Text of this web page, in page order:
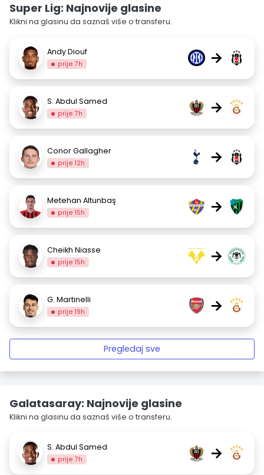
Super Lig: Najnovije glasine
Klikni na glasinu da saznaš više o transferu.
Andy Diouf
prije 7h →
S. Abdul Samed
prije 7h →
Conor Gallagher
prije 12h →
Metehan Altunbaş
prije 15h →
Cheikh Niasse
prije 15h →
G. Martinelli
prije 19h →
Pregledaj sve
Galatasaray: Najnovije glasine
Klikni na glasinu da saznaš više o transferu.
S. Abdul Samed
prije 7h →